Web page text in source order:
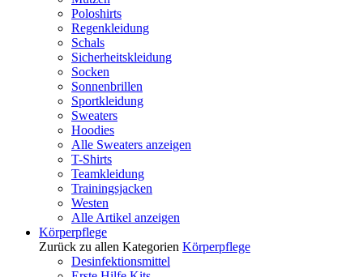
Poloshirts
Regenkleidung
Schals
Sicherheitskleidung
Socken
Sonnenbrillen
Sportkleidung
Sweaters
Hoodies
Alle Sweaters anzeigen
T-Shirts
Teamkleidung
Trainingsjacken
Westen
Alle Artikel anzeigen
Körperpflege
Zurück zu allen Kategorien Körperpflege
Desinfektionsmittel